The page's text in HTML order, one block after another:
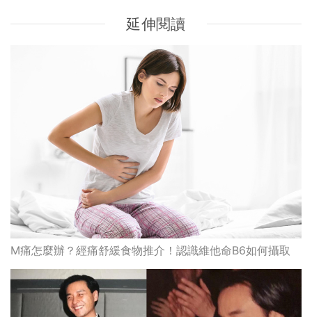
延伸閱讀
M痛怎麼辦？經痛舒緩食物推介！認識維他命B6如何攝取